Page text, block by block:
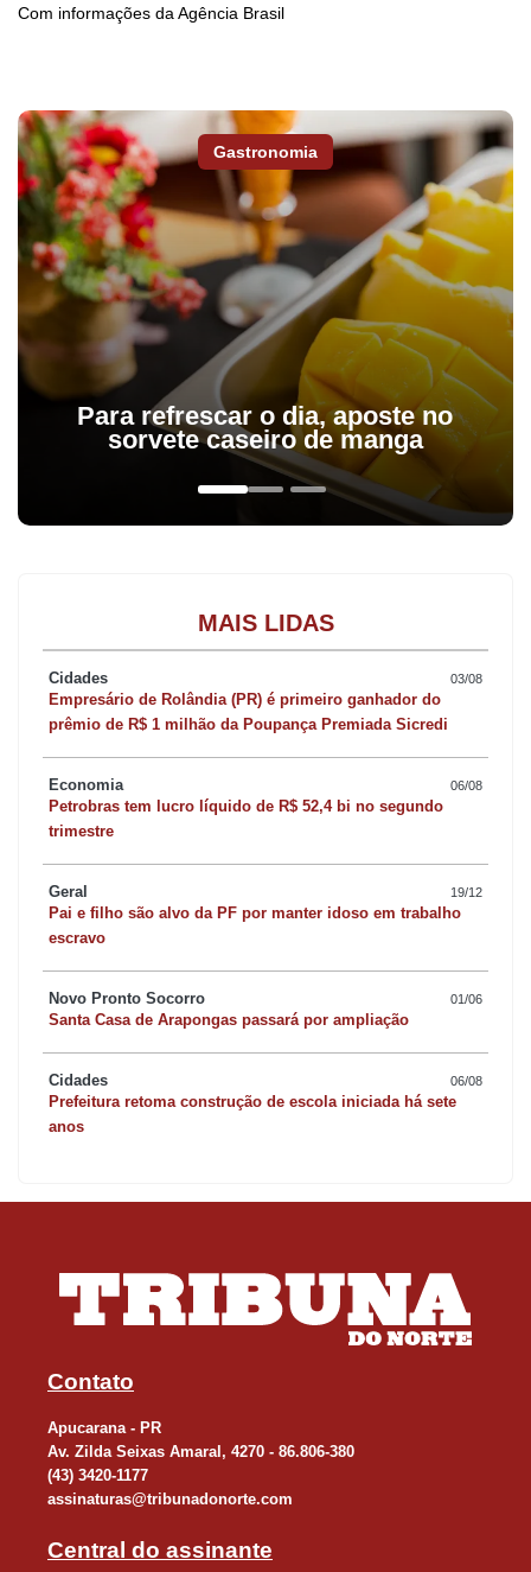
Com informações da Agência Brasil
Gastronomia
Para refrescar o dia, aposte no
sorvete caseiro de manga
MAIS LIDAS
Cidades 03/08
Empresário de Rolândia (PR) é primeiro ganhador do
prêmio de R$ 1 milhão da Poupança Premiada Sicredi
Economia 06/08
Petrobras tem lucro líquido de R$ 52,4 bi no segundo
trimestre
Geral 19/12
Pai e filho são alvo da PF por manter idoso em trabalho
escravo
Novo Pronto Socorro 01/06
Santa Casa de Arapongas passará por ampliação
Cidades 06/08
Prefeitura retoma construção de escola iniciada há sete
anos
Contato
Apucarana - PR
Av. Zilda Seixas Amaral, 4270 - 86.806-380
(43) 3420-1177
assinaturas@tribunadonorte.com
Central do assinante